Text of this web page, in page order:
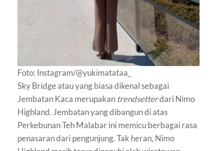
Foto: Instagram/@yukimatataa_
Sky Bridge atau yang biasa dikenal sebagai
Jembatan Kaca merupakan trendsetterdari Nimo
Highland. Jembatan yang dibangun di atas
Perkebunan Teh Malabar ini memicu berbagai rasa
penasaran dari pengunjung. Tak heran, Nimo